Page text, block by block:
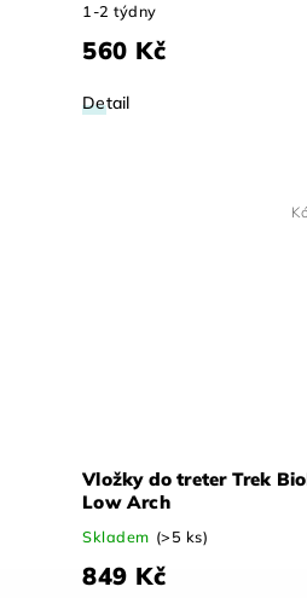
1-2 týdny
560 Kč
Detail
Vložky do treter Trek
Low Arch
Skladem (>5 ks)
849 Kč